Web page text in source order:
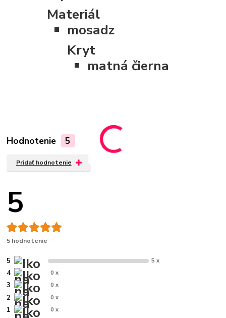
Materiál
mosadz
Kryt
matná čierna
Hodnotenie 5
Pridať hodnotenie
5
5 hodnotenie
5 5 x
4 0 x
3 0 x
2 0 x
1 0 x